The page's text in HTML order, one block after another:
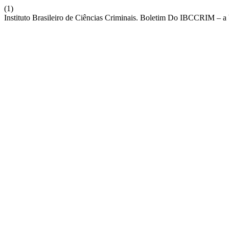
(1)
Instituto Brasileiro de Ciências Criminais. Boletim Do IBCCRIM –